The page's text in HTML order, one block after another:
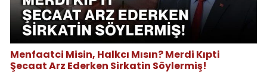
Menfaatci Misin, Halkcı Mısın? Merdi Kıpti
Şecaat Arz Ederken Sirkatin Söylermiş!